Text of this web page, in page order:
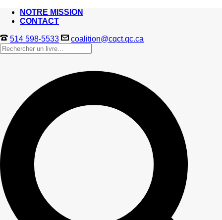
NOTRE MISSION
CONTACT
514 598-5533 coalition@cqct.qc.ca